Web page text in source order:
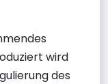
wird
des